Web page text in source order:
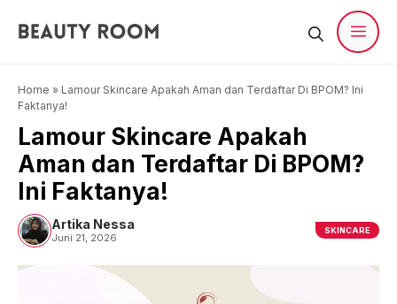
Home » Lamour Skincare Apakah Aman dan Terdaftar Di BPOM? Ini
Faktanya!
Lamour Skincare Apakah
Aman dan Terdaftar Di BPOM?
Ini Faktanya!
Artika Nessa
Juni 21, 2026
SKINCARE